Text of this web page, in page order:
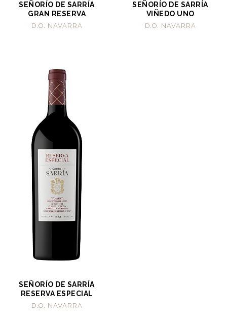
SEÑORÍO DE SARRÍA
GRAN RESERVA
D.O. NAVARRA
SEÑORÍO DE SARRÍA
VIÑEDO UNO
D.O. NAVARRA
SEÑORÍO DE SARRÍA
RESERVA ESPECIAL
D.O. NAVARRA